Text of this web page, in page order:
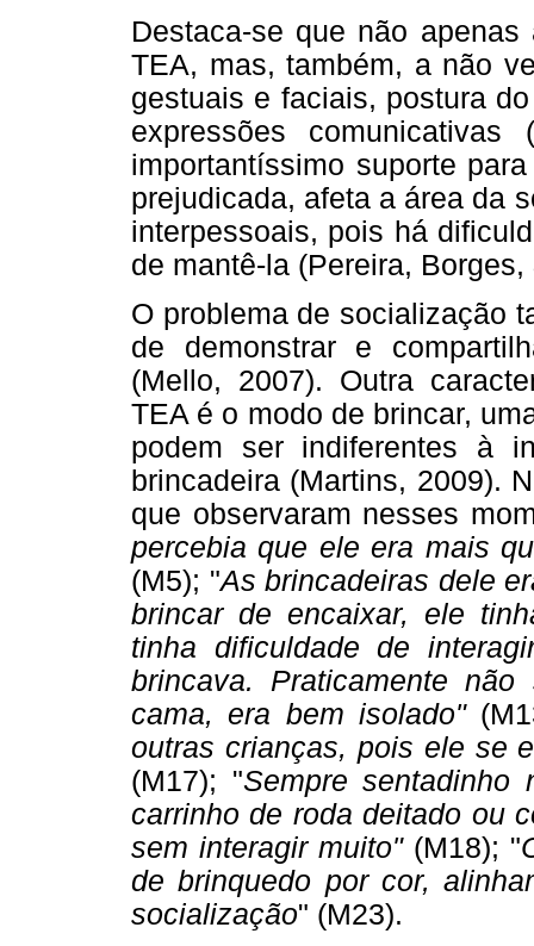
Destaca-se que não
TEA, mas, também, a não
gestuais e faciais, postura
expressões
importantíssimo suporte
prejudicada, afeta a área da
interpessoais, pois há
de mantê-la (Pereira,
O problema de socialização
de demonstrar e
(Mello, 2007). Outra
TEA é o modo de brincar,
podem ser indiferentes à
brincadeira (Martins, 2009).
que observaram nesses
percebia que ele era mais
(M5); "As brincadeiras dele
brincar de encaixar, ele
tinha dificuldade de
brincava. Praticamente
cama, era bem isolado"
outras crianças, pois ele se
(M17); "Sempre sentadinho
carrinho de roda deitado ou
sem interagir muito"(M18); "
de brinquedo por cor,
socialização" (M23).